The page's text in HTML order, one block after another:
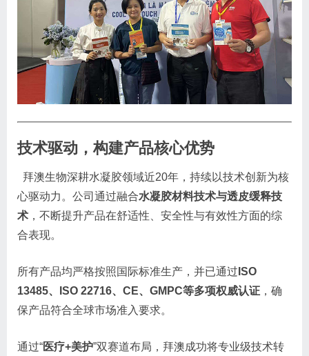
技术驱动，构建产品核心优势
拜澳生物深耕水凝胶领域近20年，持续以技术创新为核
心驱动力。公司通过融合水凝胶材料技术与透皮缓释技
术 ，不断提升产品在舒适性、安全性与有效性方面的综
合表现。
所有产品均严格按照国际标准生产，并已通过 ISO
13485、ISO 22716、CE、GMPC等多项权威认证 ，确
保产品符合全球市场准入要求。
通过“医疗+美护”双赛道布局，拜澳成功将专业级技术转